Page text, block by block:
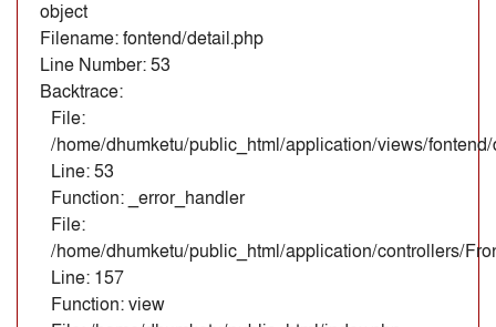
object
Filename: fontend/detail.php
Line Number: 53
Backtrace:
File:
/home/dhumketu/public_html/application/views/
Line: 53
Function: _error_handler
File:
/home/dhumketu/public_html/application/controllers/
Line: 157
Function: view